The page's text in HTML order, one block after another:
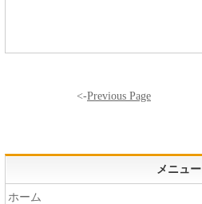
<-Previous Page
メニュー
ホーム